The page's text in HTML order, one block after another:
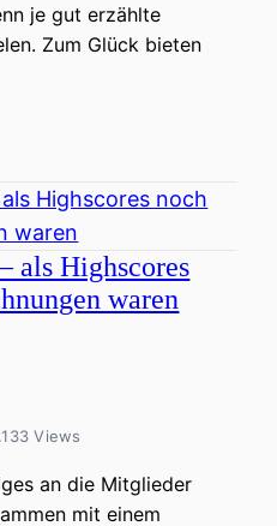
je gut erzählte
Zum Glück bieten
als Highscores
waren
Views
an die Mitglieder
mit einem